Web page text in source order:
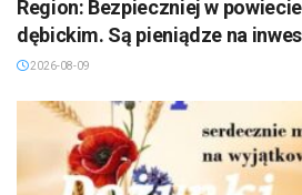
Region: Bezpieczniej w
dębickim. Są pieniądze na
2026-08-09